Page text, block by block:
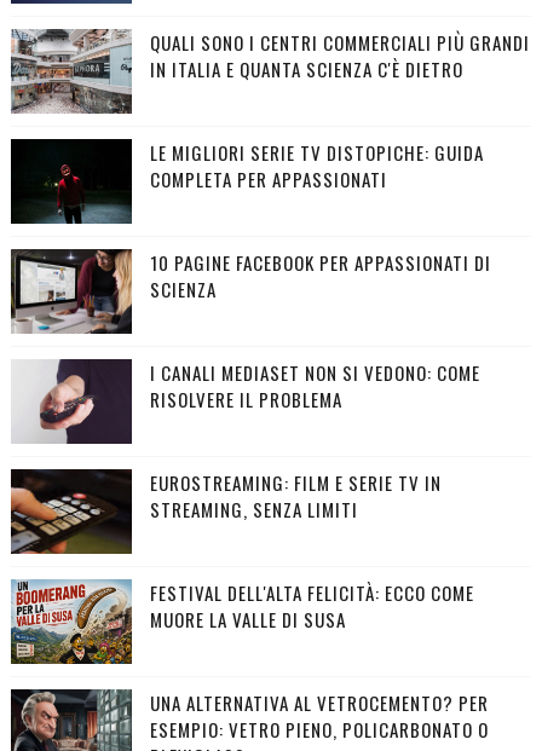
QUALI SONO I CENTRI COMMERCIALI PIÙ GRANDI
IN ITALIA E QUANTA SCIENZA C'È DIETRO
LE MIGLIORI SERIE TV DISTOPICHE: GUIDA
COMPLETA PER APPASSIONATI
10 PAGINE FACEBOOK PER APPASSIONATI DI
SCIENZA
I CANALI MEDIASET NON SI VEDONO: COME
RISOLVERE IL PROBLEMA
EUROSTREAMING: FILM E SERIE TV IN
STREAMING, SENZA LIMITI
FESTIVAL DELL'ALTA FELICITÀ: ECCO COME
MUORE LA VALLE DI SUSA
UNA ALTERNATIVA AL VETROCEMENTO? PER
ESEMPIO: VETRO PIENO, POLICARBONATO O